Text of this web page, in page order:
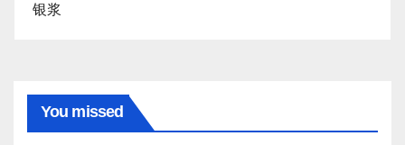
银浆
You missed